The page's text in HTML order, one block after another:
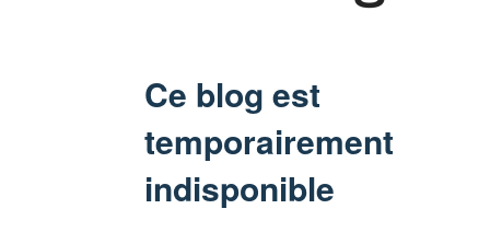
Ce blog est
temporairement
indisponible